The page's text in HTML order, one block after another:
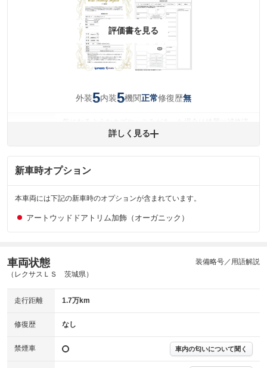
評価書を見る
外装5内装5機関正常修復歴無
みですが、 小さなキズやヘコミが残っている場合もありま
内装
気になる汚れ等がない綺麗な室内を保っています。
機関 主要機関に不具合はありません。
下さい。
※実際にお渡しするコンディションチェックシートにつきましては、形式
す。車両情報等の詳細は各販売店へお問い合わせ下さい。
詳しく見る
新車時オプション
本車両には下記の新車時のオプションが含まれています。
アートウッドドアトリム加飾（オーガニック）
車両状態
（レクサスＬＳ 茨城県）
装備略号／用語解説
走行距離 1.7万km
修復歴 なし
禁煙車 車内の匂いについて聞く